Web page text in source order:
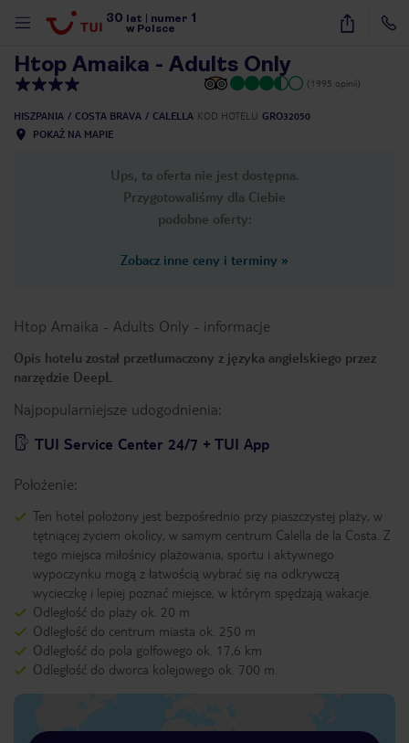
30 lat numer 1
w Polsce
32
Htop Amaika - Adults Only
(1995 opinii)
HISZPANIA COSTA BRAVA CALELLA KOD HOTELU GRO32050
POKAŻ NA MAPIE
Ups, ta oferta nie jest dostępna.
Przygotowaliśmy dla Ciebie
podobne oferty:
Zobacz inne ceny i terminy »
Htop Amaika - Adults Only - informacje
Opis hotelu został przetłumaczony z języka angielskiego przez
narzędzie DeepL
Najpopularniejsze udogodnienia:
TUI Service Center 24/7 + TUI App
Położenie:
Ten hotel położony jest bezpośrednio przy piaszczystej plaży, w
tętniącej życiem okolicy, w samym centrum Calella de la Costa. Z
tego miejsca miłośnicy plażowania, sportu i aktywnego
wypoczynku mogą z łatwością wybrać się na odkrywczą
wycieczkę i lepiej poznać miejsce, w którym spędzają wakacje.
Odległość do plaży ok. 20 m
Odległość do centrum miasta ok. 250 m
Odległość do pola golfowego ok. 17,6 km
Odległość do dworca kolejowego ok. 700 m.